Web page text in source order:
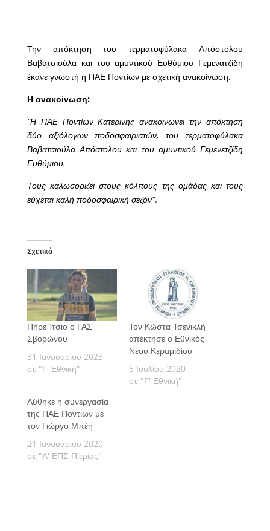
Την απόκτηση του τερματοφύλακα Απόστολου
Βαβατσιούλα και του αμυντικού Ευθύμιου Γεμενατζίδη
έκανε γνωστή η ΠΑΕ Ποντίων με σχετική ανακοίνωση.
Η ανακοίνωση:
“Η ΠΑΕ Ποντίων Κατερίνης ανακοινώνει την απόκτηση
δύο αξιόλογων ποδοσφαιριστών, του τερματοφύλακα
Βαβατσιούλα Απόστολου και του αμυντικού Γεμενετζίδη
Ευθύμιου.
Τους καλωσορίζει στους κόλπους της ομάδας και τους
εύχεται καλή ποδοσφαιρική σεζόν”.
Σχετικά
Πήρε Ίτσιο ο ΓΑΣ
Σβορώνου
31 Ιανουαρίου 2023
σε "Γ' Εθνική"
Τον Κώστα Τσενικλή
απέκτησε ο Εθνικός
Νέου Κεραμιδίου
5 Ιουλίου 2020
σε "Γ' Εθνική"
Λύθηκε η συνεργασία
της ΠΑΕ Ποντίων με
τον Γιώργο Μπέη
21 Ιανουαρίου 2020
σε "Α' ΕΠΣ Πιερίας"